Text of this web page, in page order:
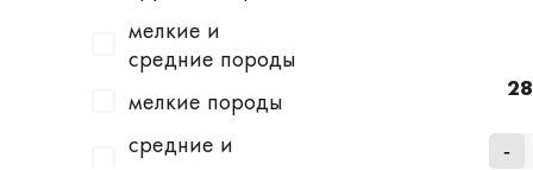
Homefish
водоросли
говядина
говядина /
мелкие и
средние породы
мелкие породы
средние и
-